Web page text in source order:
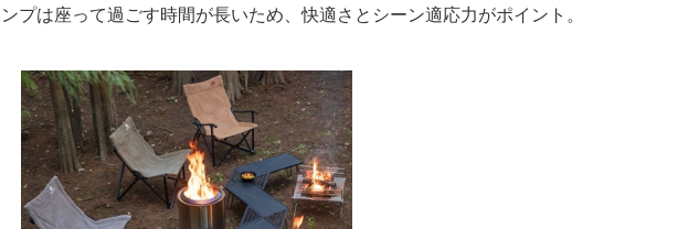
プは座って過ごす時間が長いため、快適さとシーン適応力がポイント。